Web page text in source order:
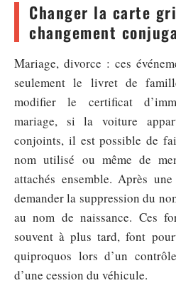
Changer la carte
changement
Mariage, divorce : ces
seulement le livret de
modifier le certificat
mariage, si la voiture
conjoints, il est possible de
nom utilisé ou même de
attachés ensemble. Après
demander la suppression du
au nom de naissance. Ces
souvent à plus tard, font
quiproquos lors d’un
d’une cession du véhicule.